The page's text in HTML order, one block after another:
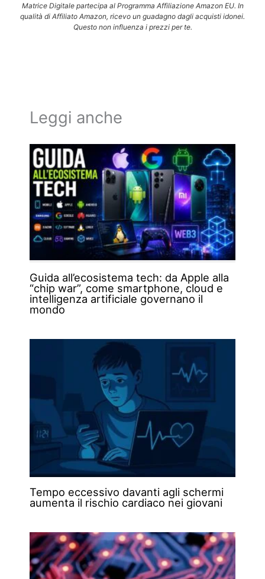
Matrice Digitale partecipa al Programma Affiliazione Amazon EU. In
qualità di Affiliato Amazon, ricevo un guadagno dagli acquisti idonei.
Questo non influenza i prezzi per te.
Leggi anche
Guida all’ecosistema tech: da Apple alla
“chip war”, come smartphone, cloud e
intelligenza artificiale governano il
mondo
Tempo eccessivo davanti agli schermi
aumenta il rischio cardiaco nei giovani